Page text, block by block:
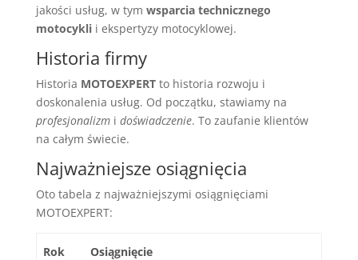
jakości usług, w tym wsparcia technicznego
motocyklii ekspertyzy motocyklowej.
Historia firmy
Historia MOTOEXPERTto historia rozwoju i
doskonalenia usług. Od początku, stawiamy na
profesjonalizmi doświadczenie. To zaufanie klientów
na całym świecie.
Najważniejsze osiągnięcia
Oto tabela z najważniejszymi osiągnięciami
MOTOEXPERT:
Rok Osiągnięcie